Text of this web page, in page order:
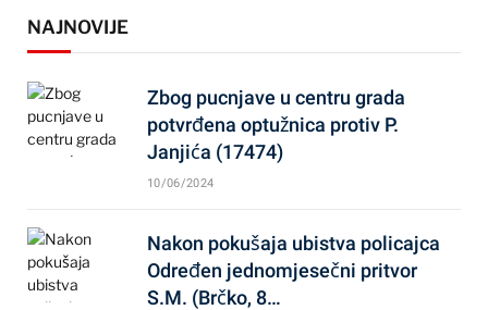
NAJNOVIJE
Zbog pucnjave u centru grada
potvrđena optužnica protiv P.
Janjića (17474)
10/06/2024
Nakon pokušaja ubistva policajca
Određen jednomjesečni pritvor
S.M. (Brčko, 8…